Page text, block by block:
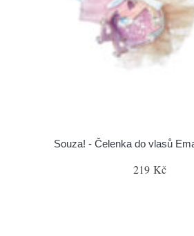
Souza! - Čelenka do vlasů
219 Kč